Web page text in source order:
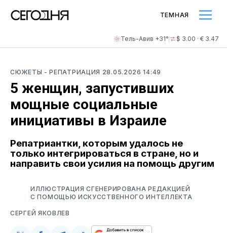
Тель-Авив +31° $ 3.00 · € 3.47
ТЕМНАЯ
СЮЖЕТЫ - РЕПАТРИАЦИЯ 28.05.2026 14:49
5 женщин, запустивших
мощные социальные
инициативы в Израиле
Репатриантки, которым удалось не
только интегрироваться в стране, но и
направить свои усилия на помощь другим
ИЛЛЮСТРАЦИЯ СГЕНЕРИРОВАНА РЕДАКЦИЕЙ
С ПОМОЩЬЮ ИСКУССТВЕННОГО ИНТЕЛЛЕКТА
СЕРГЕЙ ЯКОВЛЕВ